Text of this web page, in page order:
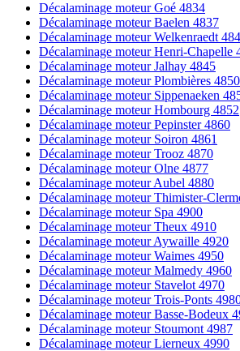
Décalaminage moteur Goé 4834
Décalaminage moteur Baelen 4837
Décalaminage moteur Welkenraedt
Décalaminage moteur Henri-Chapelle
Décalaminage moteur Jalhay 4845
Décalaminage moteur Plombières 4850
Décalaminage moteur Sippenaeken
Décalaminage moteur Hombourg 4852
Décalaminage moteur Pepinster 4860
Décalaminage moteur Soiron 4861
Décalaminage moteur Trooz 4870
Décalaminage moteur Olne 4877
Décalaminage moteur Aubel 4880
Décalaminage moteur Thimister-
Décalaminage moteur Spa 4900
Décalaminage moteur Theux 4910
Décalaminage moteur Aywaille 4920
Décalaminage moteur Waimes 4950
Décalaminage moteur Malmedy 4960
Décalaminage moteur Stavelot 4970
Décalaminage moteur Trois-Ponts
Décalaminage moteur Basse-Bodeux
Décalaminage moteur Stoumont 4987
Décalaminage moteur Lierneux 4990